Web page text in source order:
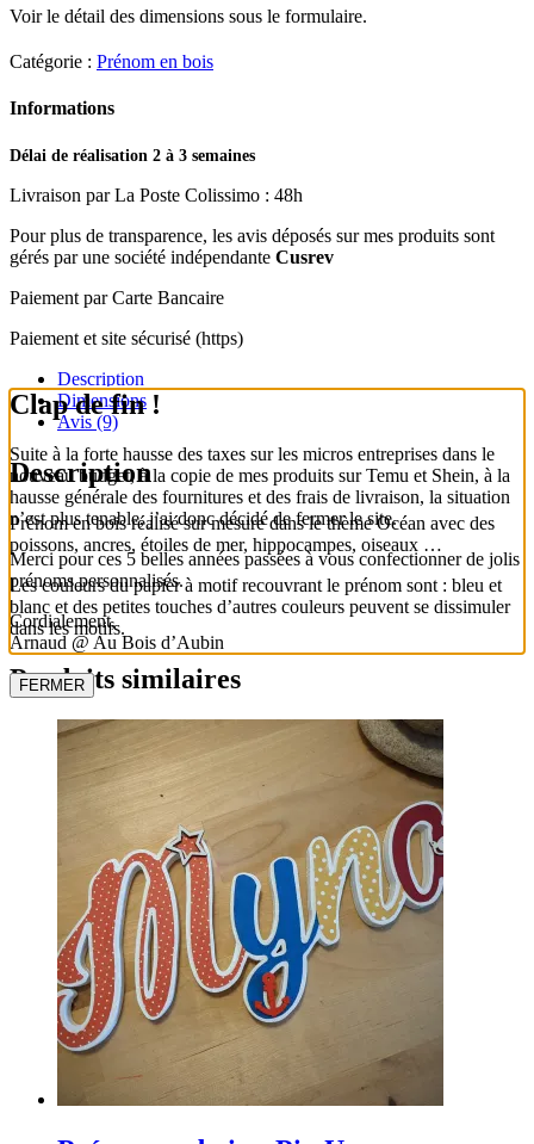
Voir le détail des dimensions sous le formulaire.
Catégorie : Prénom en bois
Informations
Délai de réalisation 2 à 3 semaines
Livraison par La Poste Colissimo : 48h
Pour plus de transparence, les avis déposés sur mes produits sont
gérés par une société indépendante Cusrev
Paiement par Carte Bancaire
Paiement et site sécurisé (https)
Description
Dimensions
Avis (9)
Description
Prénom en bois réalisé sur mesure dans le thème Océan avec des
poissons, ancres, étoiles de mer, hippocampes, oiseaux …
Les couleurs du papier à motif recouvrant le prénom sont : bleu et
blanc et des petites touches d’autres couleurs peuvent se dissimuler
dans les motifs.
Produits similaires
Clap de fin !
Suite à la forte hausse des taxes sur les micros entreprises dans le
nouveau budget, à la copie de mes produits sur Temu et Shein, à la
hausse générale des fournitures et des frais de livraison, la situation
n’est plus tenable, j’ai donc décidé de fermer le site.
Merci pour ces 5 belles années passées à vous confectionner de jolis
prénoms personnalisés.
Cordialement,
Arnaud @ Au Bois d’Aubin
FERMER